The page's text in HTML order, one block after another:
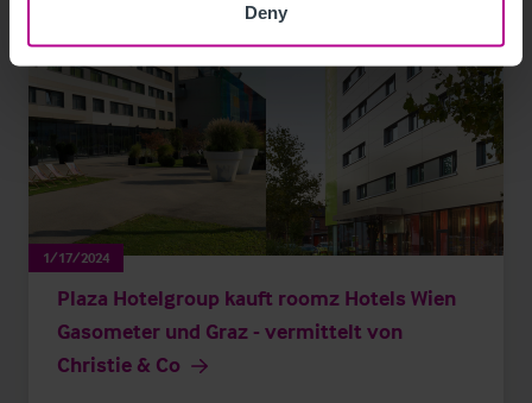
Deny
1/17/2024
Plaza Hotelgroup kauft roomz Hotels Wien
Gasometer und Graz - vermittelt von
Christie & Co